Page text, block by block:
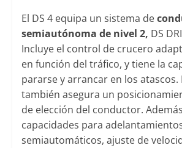
El DS 4 equipa un sistema de
semiautónoma de nivel 2, DS
Incluye el control de crucero
en función del tráfico, y tiene la
pararse y arrancar en los atascos.
también asegura un
de elección del conductor.
capacidades para
semiautomáticos, ajuste de